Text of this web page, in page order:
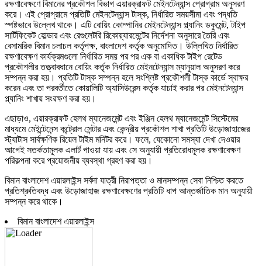
রক্ষণাবেক্ষণে বিমানের প্রকৌশল বিভাগ এয়ারক্রাফট মেইনটেন্যান্স প্রোগ্রাম অনুসরণ
করে। এই প্রোগ্রামে প্রতিটি মেইনটেন্যান্স টাস্ক, নির্ধারিত সময়সীমা এবং পদ্ধতি
স্পষ্টভাবে উল্লেখ থাকে। এটি বোয়িং কোম্পানির মেইনটেন্যান্স প্ল্যানিং ডকুমেন্ট, টাইপ
সার্টিফিকেট হোল্ডার এবং রেগুলেটরি রিকোয়্যারমেন্টের নির্দেশনা অনুসারে তৈরি এবং
বেসামরিক বিমান চলাচল কর্তৃপক্ষ, বাংলাদেশ কর্তৃক অনুমোদিত। উল্লিখিত নির্ধারিত
রক্ষণাবেক্ষণ কার্যক্রমগুলো নির্ধারিত সময় পর পর এক বা একাধিক টাইপ রেটেড
প্রকৌশলীর তত্ত্বাবধানে বোয়িং কর্তৃক নির্ধারিত মেইনটেন্যান্স ম্যানুয়াল অনুসরণ করে
সম্পন্ন করা হয়। প্রতিটি টাস্ক সম্পন্ন হলে সংশ্লিষ্ট প্রকৌশলী টাস্ক কার্ডে স্বাক্ষর
করেন এবং তা পরবর্তীতে কোয়ালিটি অ্যাসিউরেন্স কর্তৃক যাচাই করার পর মেইনটেন্যান্স
প্ল্যানিং শাখায় সংরক্ষণ করা হয়।
এছাড়াও, এয়ারক্রাফট হেলথ ম্যানেজমেন্ট এবং ইঞ্জিন হেলথ ম্যানেজমেন্ট সিস্টেমের
মাধ্যমে মেইন্টেনেন্স কন্ট্রোল সেন্টার এবং কেন্দ্রীয় প্রকৌশল শাখা প্রতিটি উড়োজাহাজের
স্ট্যাটাস সার্বক্ষণিক রিয়েল টাইম মনিটর করে। ফলে, যেকোনো সমস্যা দেখা দেওয়ার
আগেই সতর্কতামূলক এলার্ট পাওয়া যায় এবং সে অনুযায়ী প্রতিরোধমূলক রক্ষণাবেক্ষণ
পরিকল্পনা করে প্রয়োজনীয় ব্যবস্থা গ্রহণ করা হয়।
বিমান বাংলাদেশ এয়ারলাইন্স সর্বদা যাত্রী নিরাপত্তা ও মানসম্পন্ন সেবা নিশ্চিত করতে
প্রতিশ্রুতিবদ্ধ এবং উড়োজাহাজ রক্ষণাবেক্ষণের প্রতিটি ধাপ আন্তর্জাতিক মান অনুযায়ী
সম্পন্ন করে থাকে।
বিমান বাংলাদেশ এয়ারলাইন্স